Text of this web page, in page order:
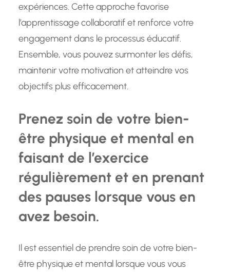
expériences. Cette approche favorise
l’apprentissage collaboratif et renforce votre
engagement dans le processus éducatif.
Ensemble, vous pouvez surmonter les défis,
maintenir votre motivation et atteindre vos
objectifs plus efficacement.
Prenez soin de votre bien-
être physique et mental en
faisant de l’exercice
régulièrement et en prenant
des pauses lorsque vous en
avez besoin.
Il est essentiel de prendre soin de votre bien-
être physique et mental lorsque vous vous